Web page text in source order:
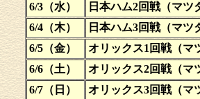
6/3（水）
日本ハム2回戦（マツ
6/4（木）
日本ハム3回戦（マツ
6/5（金）
オリックス1回戦（マ
6/6（土）
オリックス2回戦（マ
6/7（日）
オリックス3回戦（マ